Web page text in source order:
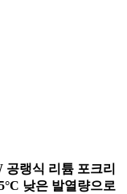
랭식 리튬 포크리
낮은 발열량으로